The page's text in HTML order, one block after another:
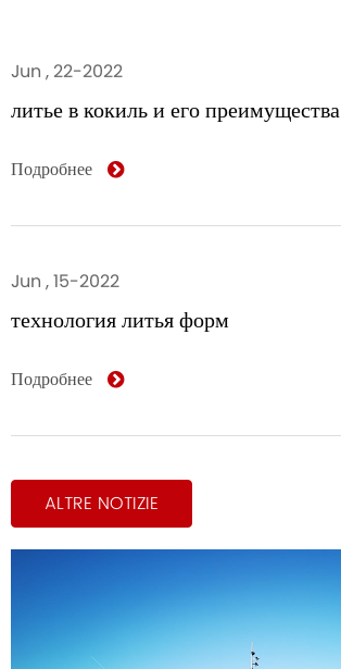
Jun , 22-2022
литье в кокиль и его преимущества
Подробнее
Jun , 15-2022
технология литья форм
Подробнее
ALTRE NOTIZIE